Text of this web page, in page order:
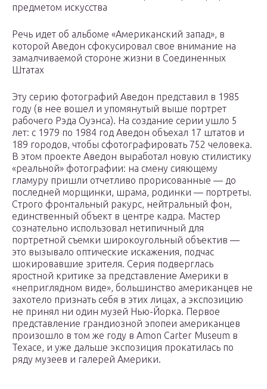
предметом искусства
Речь идет об альбоме «Американский запад», в
которой Аведон сфокусировал свое внимание на
замалчиваемой стороне жизни в Соединенных
Штатах
Эту серию фотографий Аведон представил в 1985
году (в нее вошел и упомянутый выше портрет
рабочего Рэда Оуэнса). На создание серии ушло 5
лет: с 1979 по 1984 год Аведон объехал 17 штатов и
189 городов, чтобы сфотографировать 752 человека.
В этом проекте Аведон выработал новую стилистику
«реальной» фотографии: на смену сияющему
гламуру пришли отчетливо прорисованные — до
последней морщинки, шрама, родинки — портреты.
Строго фронтальный ракурс, нейтральный фон,
единственный объект в центре кадра. Мастер
сознательно использовал нетипичный для
портретной съемки широкоугольный объектив —
это вызывало оптические искажения, подчас
шокировавшие зрителя. Серия подверглась
яростной критике за представление Америки в
«неприглядном виде», большинство американцев не
захотело признать себя в этих лицах, а экспозицию
не принял ни один музей Нью-Йорка. Первое
представление грандиозной эпопеи американцев
произошло в том же году в Amon Carter Museum в
Техасе, и уже дальше экспозиция прокатилась по
ряду музеев и галерей Америки.